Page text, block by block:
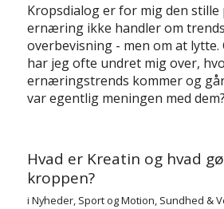
Kropsdialog er for mig den stille
ernæring ikke handler om
overbevisning - men om at lytte.
har jeg ofte undret mig over,
ernæringstrends kommer og
var egentlig meningen med dem?
Hvad er Kreatin og hvad
kroppen?
i Nyheder, Sport og Motion, Sundhed &